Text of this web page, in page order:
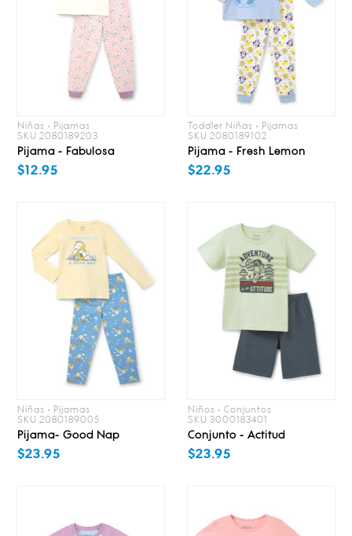
Niñas • Pijamas
SKU 2080189203
Pijama - Fabulosa
$12.95
Toddler Niñas • Pijamas
SKU 2080189102
Pijama - Fresh Lemon
$22.95
Niñas • Pijamas
SKU 2080189005
Pijama- Good Nap
$23.95
Niños • Conjuntos
SKU 3000183401
Conjunto - Actitud
$23.95